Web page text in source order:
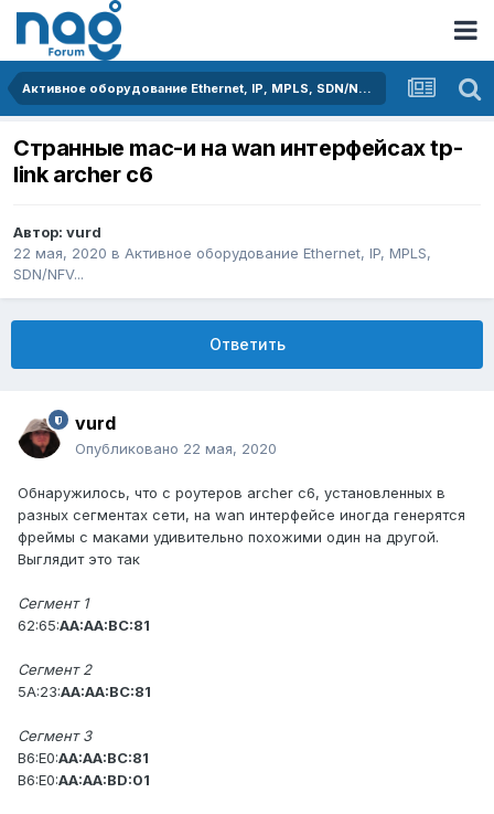
Активное оборудование Ethernet, IP, MPLS, SDN/NFV...
Странные mac-и на wan интерфейсах tp-
link archer c6
Автор: vurd
22 мая, 2020 в Активное оборудование Ethernet, IP, MPLS,
SDN/NFV...
Ответить
vurd
Опубликовано 22 мая, 2020
Обнаружилось, что с роутеров archer c6, установленных в
разных сегментах сети, на wan интерфейсе иногда генерятся
фреймы с маками удивительно похожими один на другой.
Выглядит это так
Сегмент 1
62:65:AA:AA:BC:81
Сегмент 2
5A:23:AA:AA:BC:81
Сегмент 3
B6:E0:AA:AA:BC:81
B6:E0:AA:AA:BD:01